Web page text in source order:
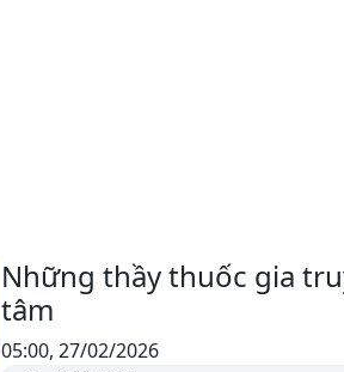
Những thầy thuốc gia
tâm
05:00, 27/02/2026